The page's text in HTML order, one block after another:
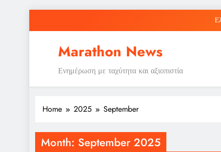
Marathon News
Ενημέρωση με ταχύτητα και αξιοπιστία
Home 2025 September
Month: September 2025